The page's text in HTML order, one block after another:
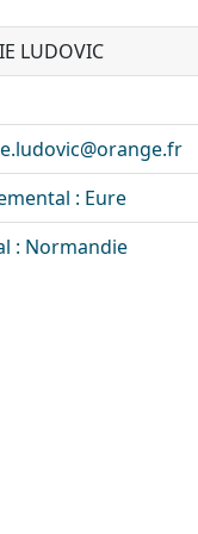
LUDOVIC
: Eure
: Normandie